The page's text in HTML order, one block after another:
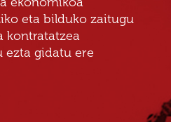
eta bilduko zaitugu
kontratatzea
ezta gidatu ere